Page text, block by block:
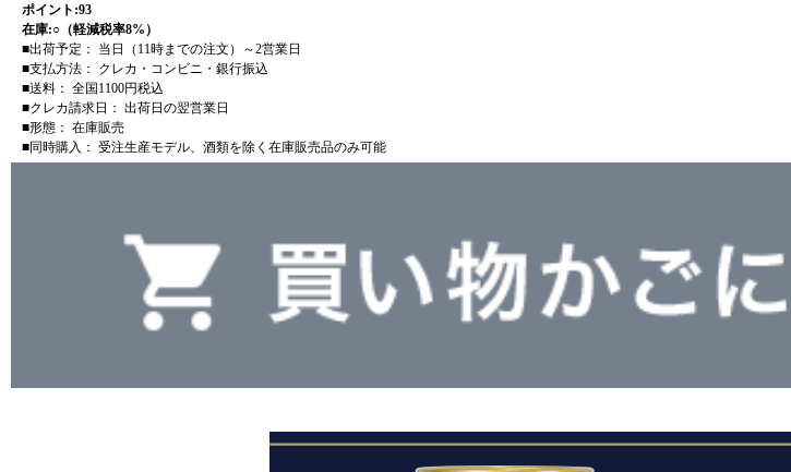
ポイント:93
在庫:○（軽減税率8%）
■出荷予定： 当日（11時までの注文）～2営業日
■支払方法： クレカ・コンビニ・銀行振込
■送料： 全国1100円税込
■クレカ請求日： 出荷日の翌営業日
■形態： 在庫販売
■同時購入： 受注生産モデル、酒類を除く在庫販売品のみ可能